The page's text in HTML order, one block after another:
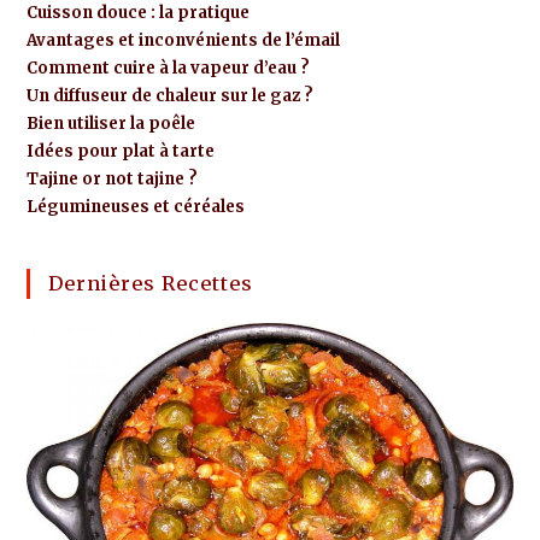
Cuisson douce : la pratique
Avantages et inconvénients de l’émail
Comment cuire à la vapeur d’eau ?
Un diffuseur de chaleur sur le gaz ?
Bien utiliser la poêle
Idées pour plat à tarte
Tajine or not tajine ?
Légumineuses et céréales
Dernières Recettes